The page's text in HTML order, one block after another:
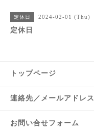
定休日 2024-02-01 (Thu)
定休日
トップページ
連絡先／メールアドレス
お問い合せフォーム